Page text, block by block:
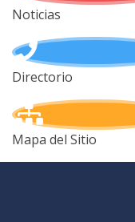
Noticias
Directorio
Mapa del Sitio